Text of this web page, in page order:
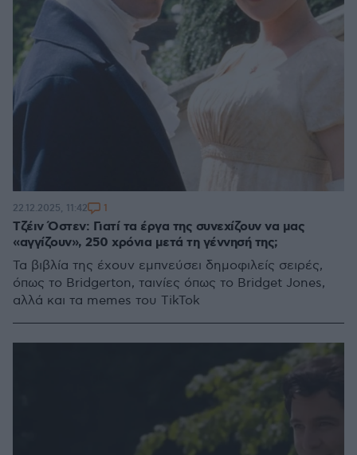
Τζέιν Όστεν: Γιατί τα έργα της συνεχίζουν να μας
«αγγίζουν», 250 χρόνια μετά τη γέννησή της;
Τα βιβλία της έχουν εμπνεύσει δημοφιλείς σειρές,
όπως το Bridgerton, ταινίες όπως το Bridget Jones,
αλλά και τα memes του TikTok
22.12.2025, 11:42 1